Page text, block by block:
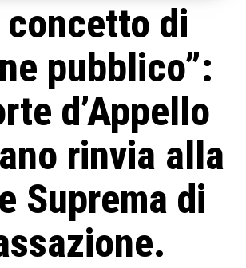
concetto di
pubblico”:
d’Appello
rinvia alla
Suprema di